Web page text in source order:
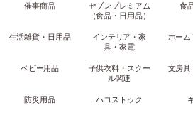
催事商品
セブンプレミアム
（食品・日用品）
食
生活雑貨・日用品
インテリア・家
具・家電
ホーム
ベビー用品
子供衣料・スクー
ル関連
文房
防災用品 ハコストック